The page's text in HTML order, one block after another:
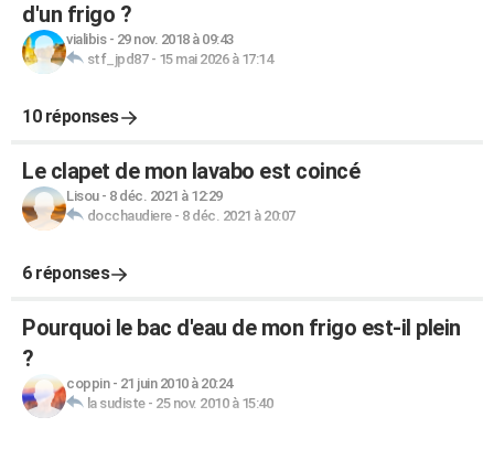
d'un frigo ?
vialibis- 29 nov. 2018 à 09:43
stf_jpd87- 15 mai 2026 à 17:14
10 réponses
Le clapet de mon lavabo est coincé
Lisou- 8 déc. 2021 à 12:29
docchaudiere- 8 déc. 2021 à 20:07
6 réponses
Pourquoi le bac d'eau de mon frigo est-il plein
?
coppin- 21 juin 2010 à 20:24
la sudiste- 25 nov. 2010 à 15:40